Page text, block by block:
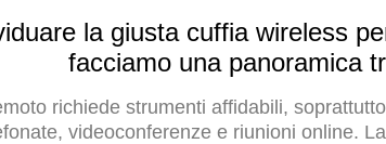
la giusta cuffia wireless
facciamo una panoramica
richiede strumenti affidabili,
videoconferenze e riunioni online.